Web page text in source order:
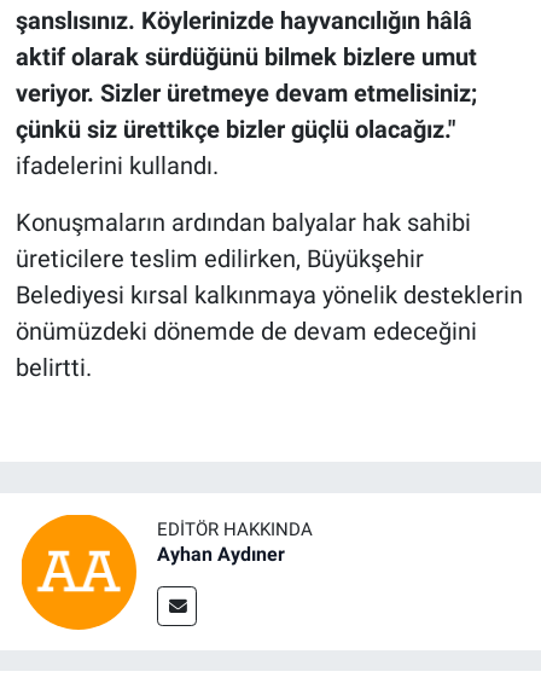
şanslısınız. Köylerinizde hayvancılığın hâlâ
aktif olarak sürdüğünü bilmek bizlere umut
veriyor. Sizler üretmeye devam etmelisiniz;
çünkü siz ürettikçe bizler güçlü olacağız."
ifadelerini kullandı.
Konuşmaların ardından balyalar hak sahibi
üreticilere teslim edilirken, Büyükşehir
Belediyesi kırsal kalkınmaya yönelik desteklerin
önümüzdeki dönemde de devam edeceğini
belirtti.
EDITÖR HAKKINDA
Ayhan Aydıner